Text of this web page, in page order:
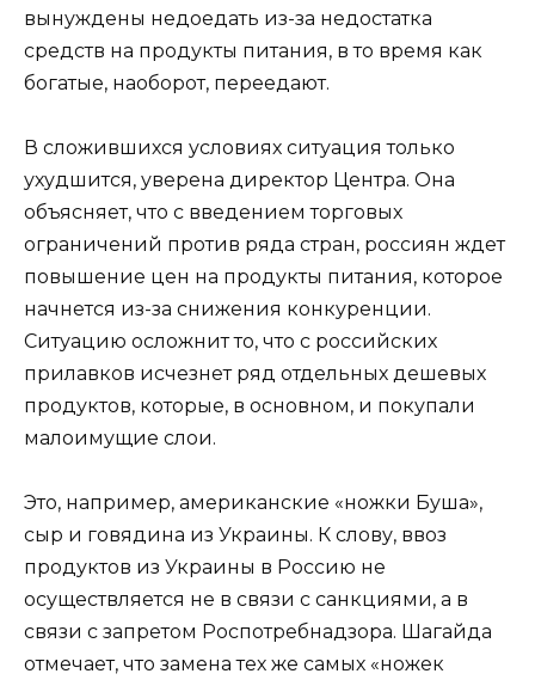
вынуждены недоедать из-за недостатка
средств на продукты питания, в то время как
богатые, наоборот, переедают.
В сложившихся условиях ситуация только
ухудшится, уверена директор Центра. Она
объясняет, что с введением торговых
ограничений против ряда стран, россиян ждет
повышение цен на продукты питания, которое
начнется из-за снижения конкуренции.
Ситуацию осложнит то, что с российских
прилавков исчезнет ряд отдельных дешевых
продуктов, которые, в основном, и покупали
малоимущие слои.
Это, например, американские «ножки Буша»,
сыр и говядина из Украины. К слову, ввоз
продуктов из Украины в Россию не
осуществляется не в связи с санкциями, а в
связи с запретом Роспотребнадзора. Шагайда
отмечает, что замена тех же самых «ножек